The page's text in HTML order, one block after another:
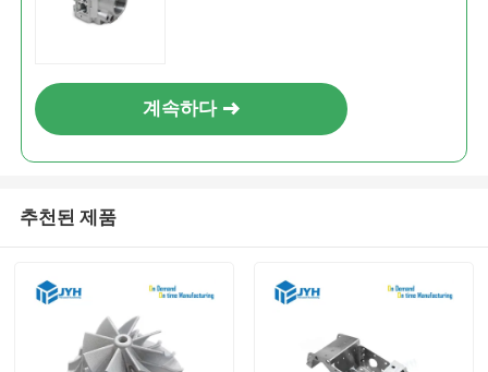
계속하다
추천된 제품